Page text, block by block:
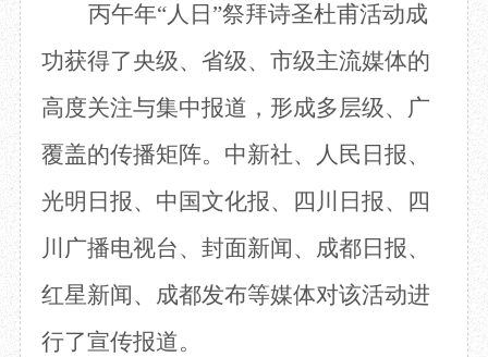
丙午年“人日”祭拜诗圣杜甫活动成
功获得了央级、省级、市级主流媒体的
高度关注与集中报道，形成多层级、广
覆盖的传播矩阵。中新社、人民日报、
光明日报、中国文化报、四川日报、四
川广播电视台、封面新闻、成都日报、
红星新闻、成都发布等媒体对该活动进
行了宣传报道。